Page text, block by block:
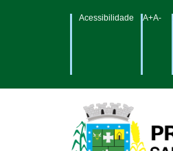
Acessibilidade A+A-